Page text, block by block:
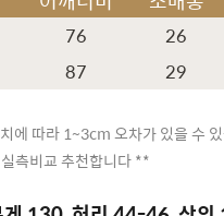
76 26
87 29
에 따라 1~3cm 오차가 있을 수
측비교 추천합니다 **